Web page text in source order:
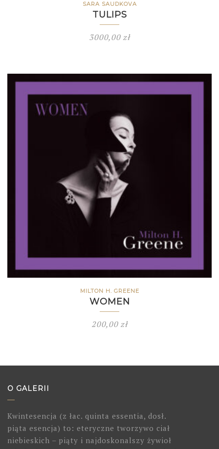
SARA SAUDKOVA
TULIPS
3000,00 zł
MILTON H. GREENE
WOMEN
200,00 zł
O GALERII
Kwintesencja (z łac. quinta essentia, dosł.
piąta esencja) to: eteryczne tworzywo ciał
niebieskich – piąty i najdoskonalszy żywioł